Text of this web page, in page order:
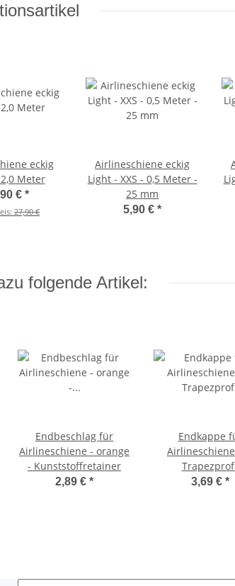
eckig
Meter
€ *
27,90 €
Airlineschiene eckig
Light - XXS - 0,5 Meter -
25 mm
5,90 € *
folgende Artikel:
Endbeschlag für
Airlineschiene - orange
- Kunststoffretainer
2,89 € *
Endkappe
3,69 € *